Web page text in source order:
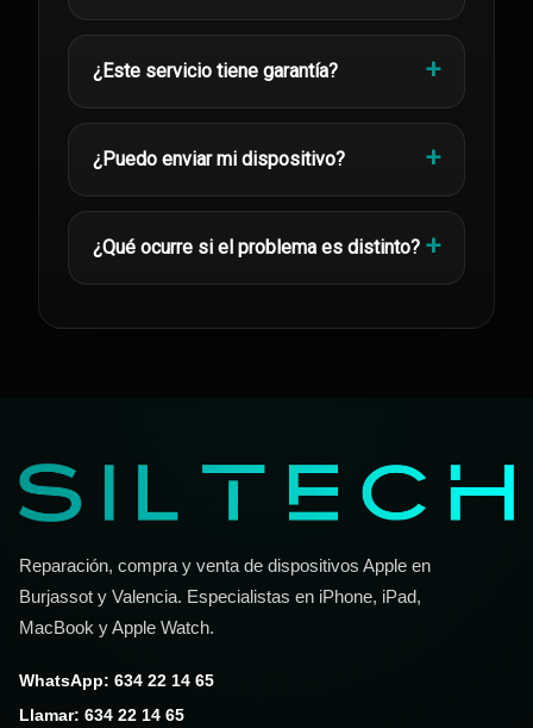
¿Este servicio tiene garantía?
¿Puedo enviar mi dispositivo?
¿Qué ocurre si el problema es distinto?
Reparación, compra y venta de dispositivos Apple en
Burjassot y Valencia. Especialistas en iPhone, iPad,
MacBook y Apple Watch.
WhatsApp: 634 22 14 65
Llamar: 634 22 14 65